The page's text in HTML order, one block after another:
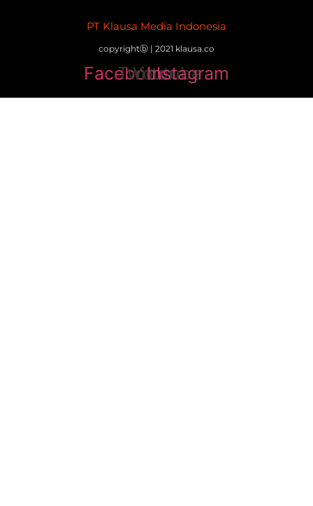
PT Klausa Media Indonesia
copyrightⓑ | 2021 klausa.co
Facebook
Twitter
Youtube
Instagram